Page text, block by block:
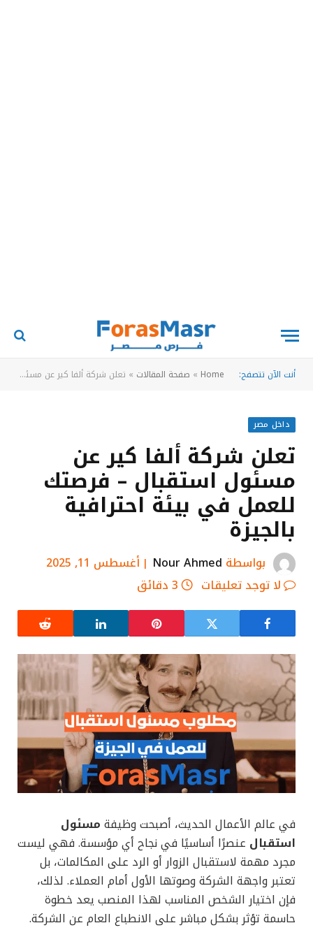
أنت الآن تتصفح: Home
» صفحة المقالات » تعلن شركة ألفا كير عن مسئول استقبال – فرصتك للعمل في بيئة احترافية بالجيزة
داخل مصر
تعلن شركة ألفا كير عن
مسئول استقبال – فرصتك
للعمل في بيئة احترافية
بالجيزة
بواسطة Nour Ahmed
أغسطس 11, 2025
لا توجد تعليقات
3 دقائق
في عالم الأعمال الحديث، أصبحت وظيفة مسئول
استقبال عنصرًا أساسيًا في نجاح أي مؤسسة. فهي ليست
مجرد مهمة لاستقبال الزوار أو الرد على المكالمات، بل
تعتبر واجهة الشركة وصوتها الأول أمام العملاء. لذلك،
فإن اختيار الشخص المناسب لهذا المنصب يعد خطوة
حاسمة تؤثر بشكل مباشر على الانطباع العام عن الشركة.